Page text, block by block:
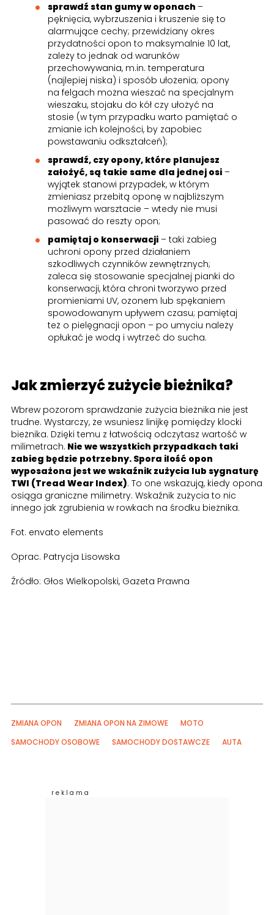
sprawdź stan gumy w oponach –
pęknięcia, wybrzuszenia i kruszenie się to
alarmujące cechy; przewidziany okres
przydatności opon to maksymalnie 10 lat,
zależy to jednak od warunków
przechowywania, m.in. temperatura
(najlepiej niska) i sposób ułożenia; opony
na felgach można wieszać na specjalnym
wieszaku, stojaku do kół czy ułożyć na
stosie (w tym przypadku warto pamiętać o
zmianie ich kolejności, by zapobiec
powstawaniu odkształceń);
sprawdź, czy opony, które planujesz
założyć, są takie same dla jednej osi –
wyjątek stanowi przypadek, w którym
zmieniasz przebitą oponę w najbliższym
możliwym warsztacie – wtedy nie musi
pasować do reszty opon;
pamiętaj o konserwacji – taki zabieg
uchroni opony przed działaniem
szkodliwych czynników zewnętrznych;
zaleca się stosowanie specjalnej pianki do
konserwacji, która chroni tworzywo przed
promieniami UV, ozonem lub spękaniem
spowodowanym upływem czasu; pamiętaj
też o pielęgnacji opon – po umyciu należy
opłukać je wodą i wytrzeć do sucha.
Jak zmierzyć zużycie bieżnika?
Wbrew pozorom sprawdzanie zużycia bieżnika nie jest
trudne. Wystarczy, że wsuniesz linijkę pomiędzy klocki
bieżnika. Dzięki temu z łatwością odczytasz wartość w
milimetrach. Nie we wszystkich przypadkach taki
zabieg będzie potrzebny. Spora ilość opon
wyposażona jest we wskaźnik zużycia lub sygnaturę
TWI (Tread Wear Index). To one wskazują, kiedy opona
osiąga graniczne milimetry. Wskaźnik zużycia to nic
innego jak zgrubienia w rowkach na środku bieżnika.
Fot. envato elements
Oprac. Patrycja Lisowska
Źródło: Głos Wielkopolski, Gazeta Prawna
ZMIANA OPON ZMIANA OPON NA ZIMOWE
MOTO
SAMOCHODY OSOBOWE
SAMOCHODY DOSTAWCZE AUTA